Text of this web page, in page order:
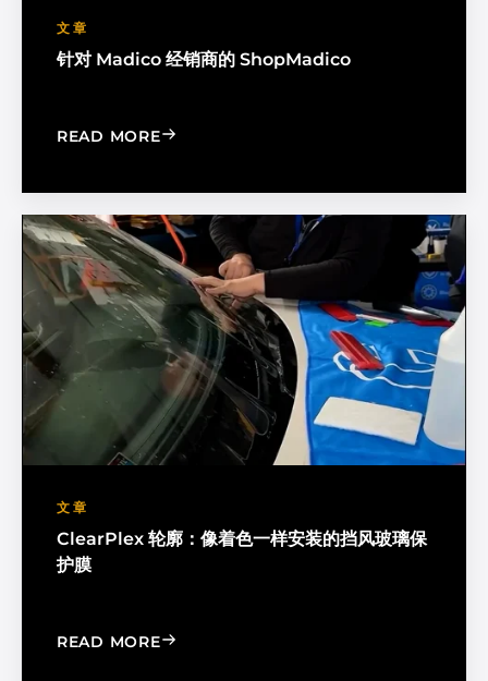
文章
针对 Madico 经销商的 ShopMadico
READ MORE: SHOPMADICO FOR MADICO
文章
ClearPlex 轮廓：像着色一样安装的挡风玻璃保
护膜
READ MORE: CLEARPLEX CONTOUR: WINDSHIELD